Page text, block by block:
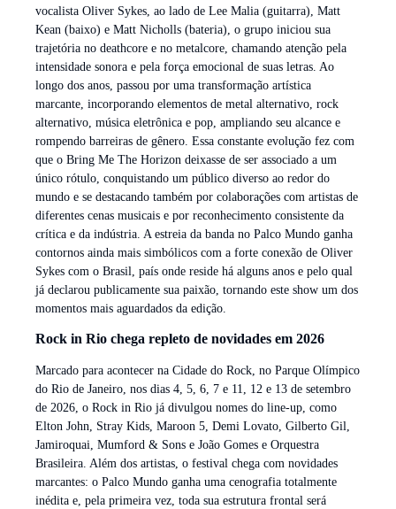
vocalista Oliver Sykes, ao lado de Lee Malia (guitarra), Matt
Kean (baixo) e Matt Nicholls (bateria), o grupo iniciou sua
trajetória no deathcore e no metalcore, chamando atenção pela
intensidade sonora e pela força emocional de suas letras. Ao
longo dos anos, passou por uma transformação artística
marcante, incorporando elementos de metal alternativo, rock
alternativo, música eletrônica e pop, ampliando seu alcance e
rompendo barreiras de gênero. Essa constante evolução fez com
que o Bring Me The Horizon deixasse de ser associado a um
único rótulo, conquistando um público diverso ao redor do
mundo e se destacando também por colaborações com artistas de
diferentes cenas musicais e por reconhecimento consistente da
crítica e da indústria. A estreia da banda no Palco Mundo ganha
contornos ainda mais simbólicos com a forte conexão de Oliver
Sykes com o Brasil, país onde reside há alguns anos e pelo qual
já declarou publicamente sua paixão, tornando este show um dos
momentos mais aguardados da edição.
Rock in Rio chega repleto de novidades em 2026
Marcado para acontecer na Cidade do Rock, no Parque Olímpico
do Rio de Janeiro, nos dias 4, 5, 6, 7 e 11, 12 e 13 de setembro
de 2026, o Rock in Rio já divulgou nomes do line-up, como
Elton John, Stray Kids, Maroon 5, Demi Lovato, Gilberto Gil,
Jamiroquai, Mumford & Sons e João Gomes e Orquestra
Brasileira. Além dos artistas, o festival chega com novidades
marcantes: o Palco Mundo ganha uma cenografia totalmente
inédita e, pela primeira vez, toda sua estrutura frontal será